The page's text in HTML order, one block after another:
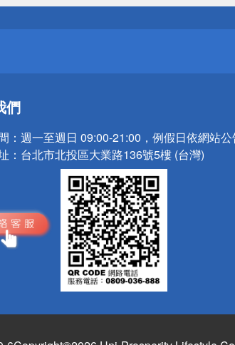
們
： 週一至週日 09:00-21:00，例假日依網站
： 台北市北投區大業路136號5樓 (台灣)